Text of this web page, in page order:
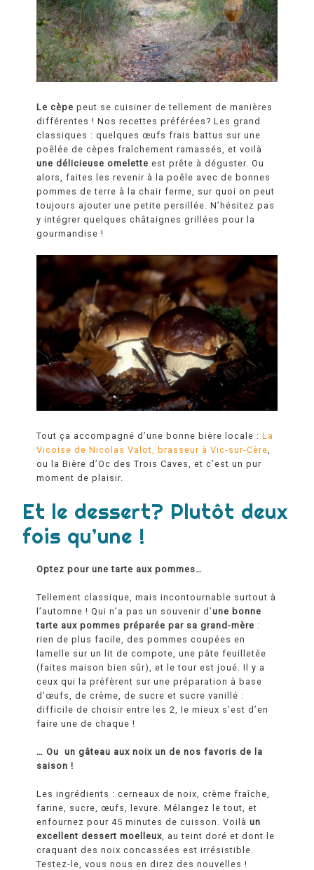
Le cèpe peut se cuisiner de tellement de manières
différentes ! Nos recettes préférées? Les grand
classiques : quelques œufs frais battus sur une
poêlée de cèpes fraîchement ramassés, et voilà
une délicieuse omelette est prête à déguster. Ou
alors, faites les revenir à la poêle avec de bonnes
pommes de terre à la chair ferme, sur quoi on peut
toujours ajouter une petite persillée. N’hésitez pas
y intégrer quelques châtaignes grillées pour la
gourmandise !
Tout ça accompagné d’une bonne bière locale :La
Vicoise de Nicolas Valot, brasseur à Vic-sur-Cère
ou la Bière d’Oc des Trois Caves, et c’est un pur
moment de plaisir.
Et le dessert? Plutôt deux
fois qu’une !
Optez pour une tarte aux pommes…
Tellement classique, mais incontournable surtout à
l’automne ! Qui n’a pas un souvenir d’une bonne
tarte aux pommes préparée par sa grand-mère :
rien de plus facile, des pommes coupées en
lamelle sur un lit de compote, une pâte feuilletée
(faites maison bien sûr), et le tour est joué. Il y a
ceux qui la préfèrent sur une préparation à base
d’œufs, de crème, de sucre et sucre vanillé :
difficile de choisir entre les 2, le mieux s’est d’en
faire une de chaque !
… Ou un gâteau aux noix un de nos favoris de la
saison !
Les ingrédients : cerneaux de noix, crème fraîche,
farine, sucre, œufs, levure. Mélangez le tout, et
enfournez pour 45 minutes de cuisson. Voilàun
excellent dessert moelleux , au teint doré et dont le
craquant des noix concassées est irrésistible.
Testez-le, vous nous en direz des nouvelles !